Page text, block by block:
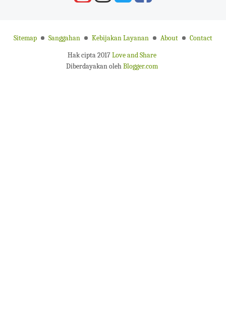
Sitemap Sanggahan Kebijakan Layanan About
Contact
Hak cipta 2017Love and Share
Diberdayakan olehBlogger.com